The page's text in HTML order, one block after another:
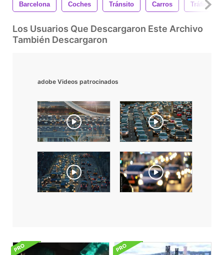
Barcelona Coches Tránsito Carros Tráfico
Los Usuarios Que Descargaron Este Archivo
También Descargaron
adobe Videos patrocinados